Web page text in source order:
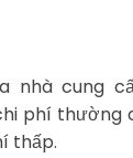
nhà cung
phí thường
thấp.